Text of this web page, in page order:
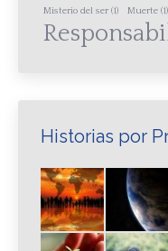
Misterio del ser (1) Muerte (1)
Historias por